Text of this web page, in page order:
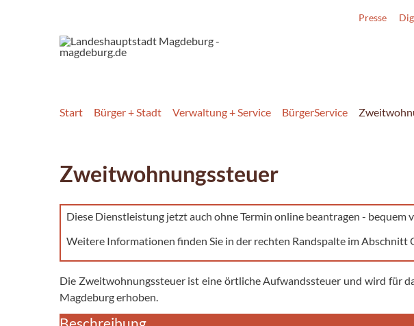
Presse
Start Bürger + Stadt Verwaltung + Service BürgerService
Zweitwohnungssteuer
Diese Dienstleistung jetzt auch ohne Termin online beantragen - bequem
Weitere Informationen finden Sie in der rechten Randspalte im Abschnitt
Die Zweitwohnungssteuer ist eine örtliche Aufwandssteuer und wird für
Magdeburg erhoben.
Beschreibung